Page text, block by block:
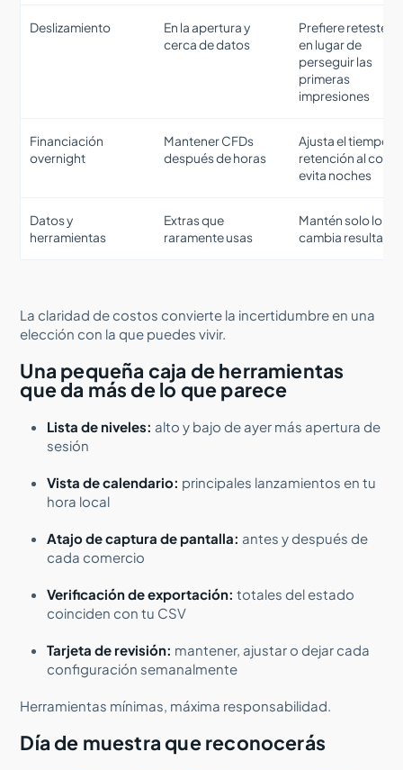
Deslizamiento
En la apertura y
cerca de datos
Prefiere retesteos
en lugar de
perseguir las
primeras
impresiones
Financiación
overnight
Mantener CFDs
después de horas
Ajusta el tiempo
retención al
evita noches
Datos y
herramientas
Extras que
raramente usas
Mantén solo lo
cambia
La claridad de costos convierte la incertidumbre en una
elección con la que puedes vivir.
Una pequeña caja de herramientas
que da más de lo que parece
Lista de niveles: alto y bajo de ayer más apertura de
sesión
Vista de calendario: principales lanzamientos en tu
hora local
Atajo de captura de pantalla: antes y después de
cada comercio
Verificación de exportación: totales del estado
coinciden con tu CSV
Tarjeta de revisión: mantener, ajustar o dejar cada
configuración semanalmente
Herramientas mínimas, máxima responsabilidad.
Día de muestra que reconocerás